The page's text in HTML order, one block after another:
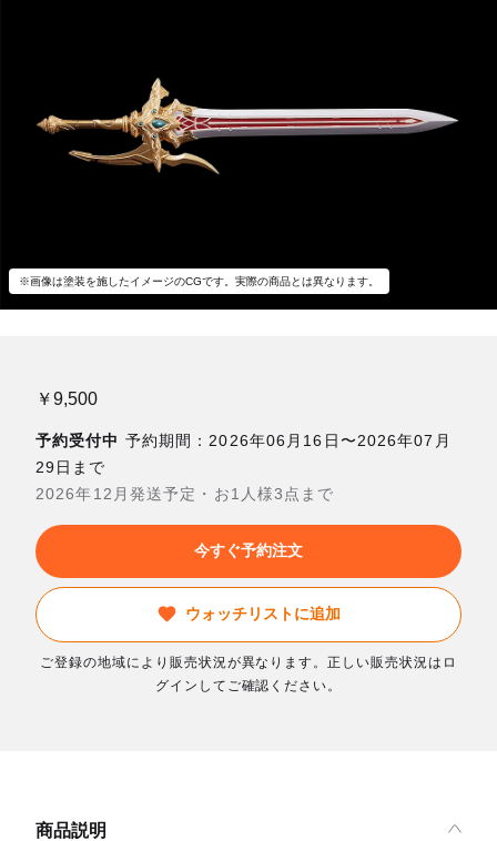
※画像は塗装を施したイメージのCGです。実際の商品とは異なります。
￥9,500
予約受付中 予約期間：2026年06月16日〜2026年07月
29日まで
2026年12月発送予定・お1人様3点まで
今すぐ予約注文
ウォッチリストに追加
ご登録の地域により販売状況が異なります。正しい販売状況はロ
グインしてご確認ください。
商品説明